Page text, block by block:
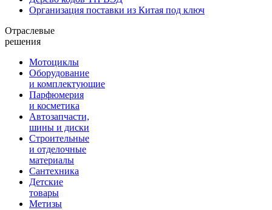
Организация поставки из Китая под ключ
Отраслевые
решения
Мотоциклы
Оборудование
и комплектующие
Парфюмерия
и косметика
Автозапчасти,
шины и диски
Строительные
и отделочные
материалы
Сантехника
Детские
товары
Метизы